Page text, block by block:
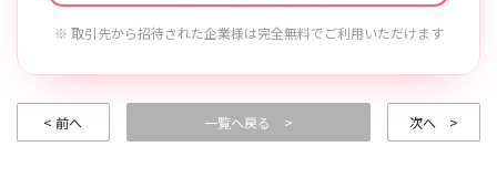
※ 取引先から招待された企業様は完全無料でご利用いただけます
< 前へ 一覧へ戻る > 次へ >